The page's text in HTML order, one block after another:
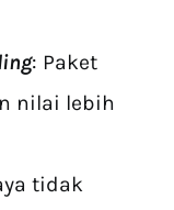
: Paket
nilai lebih
tidak